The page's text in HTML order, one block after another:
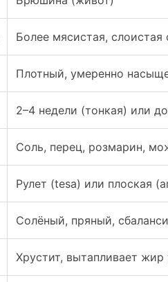
Более мясистая, слоистая
Плотный, умеренно
2–4 недели (тонкая) или
Соль, перец, розмарин,
Рулет (tesa) или плоская
Солёный, пряный,
Хрустит, вытапливает жир